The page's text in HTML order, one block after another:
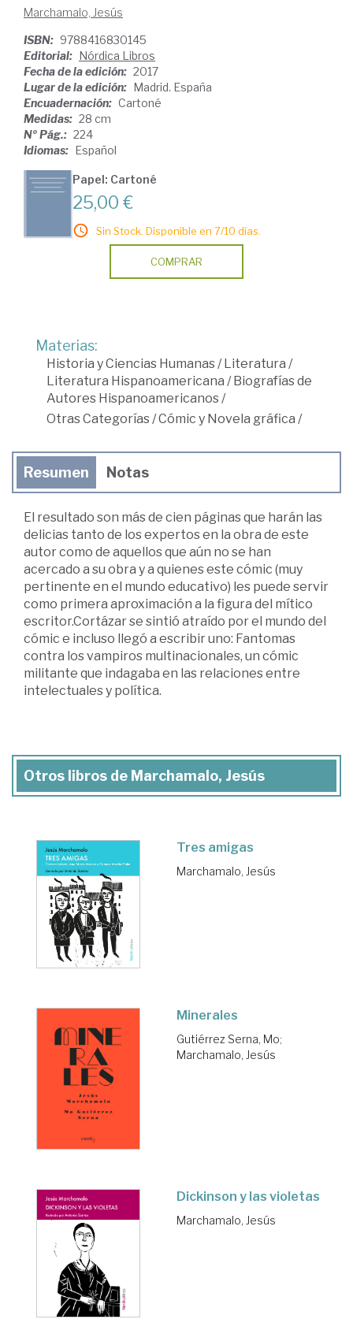
Marchamalo, Jesús
ISBN: 9788416830145
Editorial: Nórdica Libros
Fecha de la edición: 2017
Lugar de la edición: Madrid. España
Encuadernación: Cartoné
Medidas: 28 cm
Nº Pág.: 224
Idiomas: Español
Papel: Cartoné
25,00 €
Sin Stock. Disponible en 7/10 días.
COMPRAR
Materias:
Historia y Ciencias Humanas /Literatura /
Literatura Hispanoamericana /Biografías de
Autores Hispanoamericanos /
Otras Categorías /Cómic y Novela gráfica /
Resumen Notas
El resultado son más de cien páginas que harán las
delicias tanto de los expertos en la obra de este
autor como de aquellos que aún no se han
acercado a su obra y a quienes este cómic (muy
pertinente en el mundo educativo) les puede servir
como primera aproximación a la figura del mítico
escritor.Cortázar se sintió atraído por el mundo del
cómic e incluso llegó a escribir uno: Fantomas
contra los vampiros multinacionales, un cómic
militante que indagaba en las relaciones entre
intelectuales y política.
Otros libros de Marchamalo, Jesús
Tres amigas
Marchamalo, Jesús
Minerales
Gutiérrez Serna, Mo;
Marchamalo, Jesús
Dickinson y las violetas
Marchamalo, Jesús